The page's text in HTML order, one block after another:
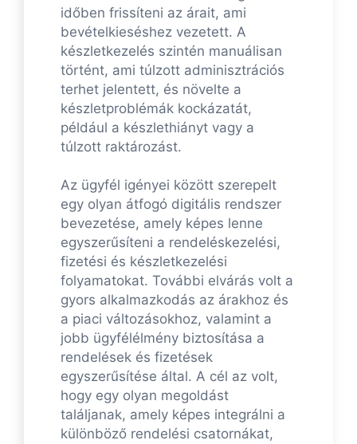
időben frissíteni az árait, ami
bevételkieséshez vezetett. A
készletkezelés szintén manuálisan
történt, ami túlzott adminisztrációs
terhet jelentett, és növelte a
készletproblémák kockázatát,
például a készlethiányt vagy a
túlzott raktározást.
Az ügyfél igényei között szerepelt
egy olyan átfogó digitális rendszer
bevezetése, amely képes lenne
egyszerűsíteni a rendeléskezelési,
fizetési és készletkezelési
folyamatokat. További elvárás volt a
gyors alkalmazkodás az árakhoz és
a piaci változásokhoz, valamint a
jobb ügyfélélmény biztosítása a
rendelések és fizetések
egyszerűsítése által. A cél az volt,
hogy egy olyan megoldást
találjanak, amely képes integrálni a
különböző rendelési csatornákat,